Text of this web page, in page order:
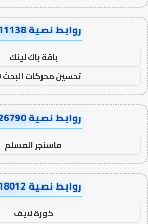
روابط نصية AA11138
باقة باك لينك
تحسين محركات البحث SEO
روابط نصية AA26790
ماسنجر المسلم
روابط نصية AA18012
كورة لايف